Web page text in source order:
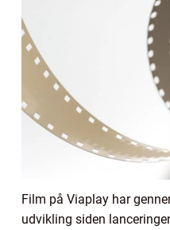
Film på Viaplay har
udvikling siden